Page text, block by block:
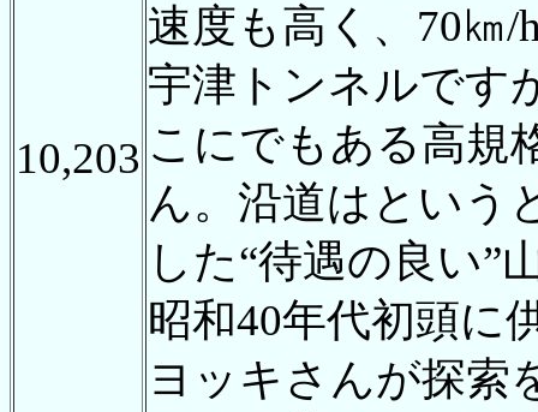
10,203
速度も高く、70㎞
宇津トンネルです
こにでもある高規
ん。沿道はという
した“待遇の良い”
昭和40年代初頭に
ヨッキさんが探索